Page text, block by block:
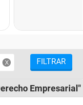
FILTRAR
Empresarial"